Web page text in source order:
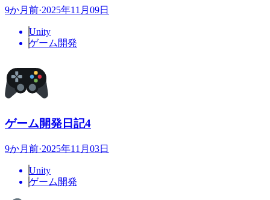
9か月前·2025年11月09日
Unity
ゲーム開発
ゲーム開発日記4
9か月前·2025年11月03日
Unity
ゲーム開発